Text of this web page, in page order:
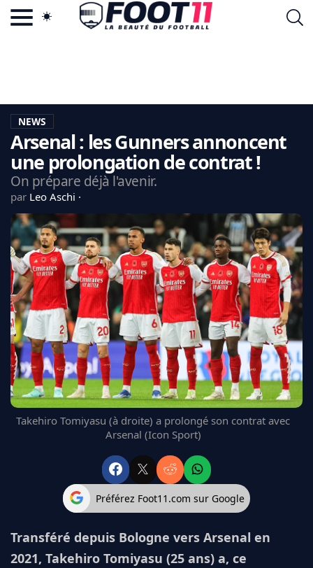
LA CHARTE
VIE PRIVÉE
CGU
CONTACTEZ-NOUS
MERCATO
CDM 2026
EDF
PSG
LIGUE 1
REAL MADRID
FC BARCELONE
MANCHESTER UNITED
CHELSEA
ARSENAL
BAYERN
NEWS
Arsenal : les Gunners annoncent
une prolongation de contrat !
On prépare déjà l'avenir.
par Leo Aschi
Takehiro Tomiyasu (à droite) a prolongé son contrat avec
Arsenal (Icon Sport)
Préférez Foot11.com sur Google
Transféré depuis Bologne vers Arsenal en
2021, Takehiro Tomiyasu (25 ans) a, ce